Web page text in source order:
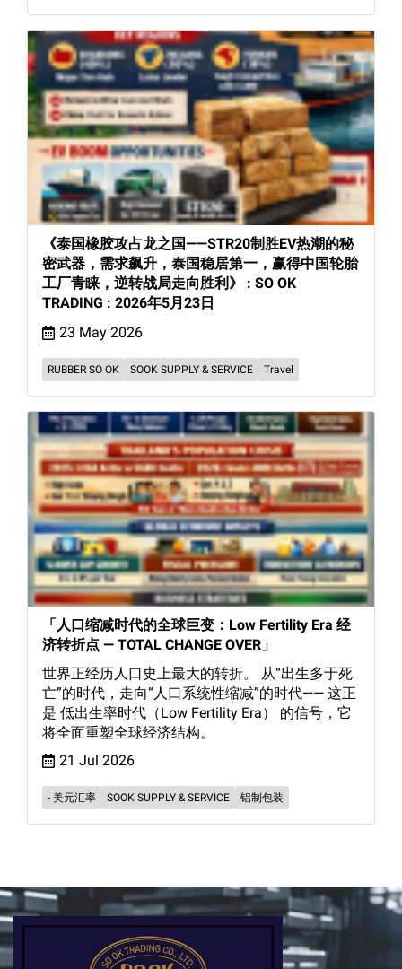
《泰国橡胶攻占龙之国——STR20制胜EV热潮的秘
密武器，需求飙升，泰国稳居第一，赢得中国轮胎
工厂青睐，逆转战局走向胜利》 : SO OK
TRADING : 2026年5月23日
23 May 2026
RUBBER SO OK SOOK SUPPLY & SERVICE Travel
「人口缩减时代的全球巨变：Low Fertility Era 经
济转折点 — TOTAL CHANGE OVER」
世界正经历人口史上最大的转折。 从“出生多于死
亡”的时代，走向“人口系统性缩减”的时代—— 这正
是 低出生率时代（Low Fertility Era） 的信号，它
将全面重塑全球经济结构。
21 Jul 2026
- 美元汇率 SOOK SUPPLY & SERVICE 铝制包装